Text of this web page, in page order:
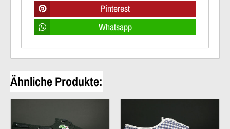
Pinterest
Whatsapp
Ähnliche Produkte: